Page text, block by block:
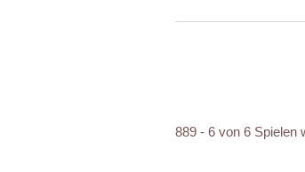
889 - 6 von 6 Spielen